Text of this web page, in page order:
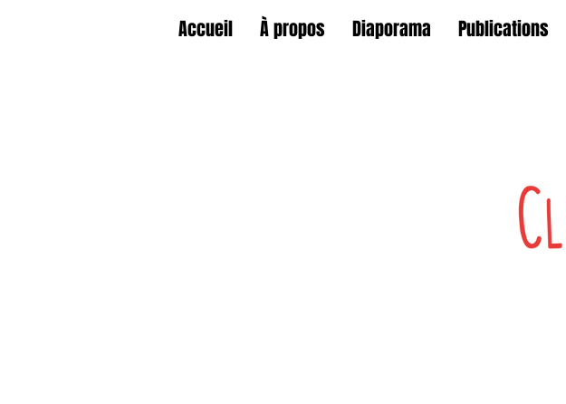
Accueil À propos Diaporama Publications